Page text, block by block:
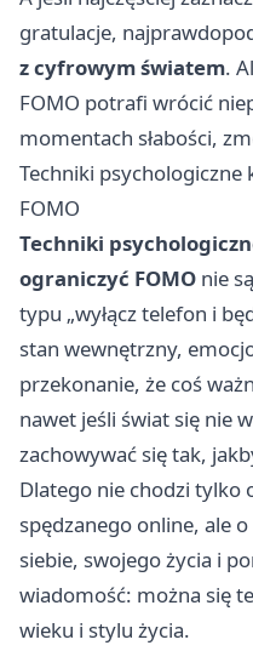
gratulacje,
z cyfrowym światem.
FOMO potrafi wrócić
momentach słabości,
Techniki
FOMO
Techniki
ograniczyć FOMO nie
typu „wyłącz telefon i
stan wewnętrzny,
przekonanie, że coś
nawet jeśli świat się nie
zachowywać się tak,
Dlatego nie chodzi tylko
spędzanego online, ale
siebie, swojego życia i
wiadomość: można się
wieku i stylu życia.